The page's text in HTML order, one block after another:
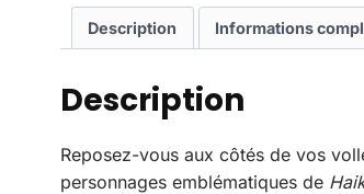
Description Informations
Description
Reposez-vous aux côtés de vos
personnages emblématiques de